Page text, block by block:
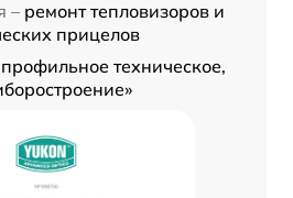
– ремонт тепловизоров и
прицелов
профильное техническое,